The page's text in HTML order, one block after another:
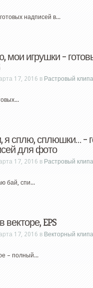
надписей в...
мои игрушки –
17, 2016 в Растровый
я сплю, сплюшки… –
для фото
17, 2016 в Растровый
бай, спи...
EPS
17, 2016 в Векторный
– полный...